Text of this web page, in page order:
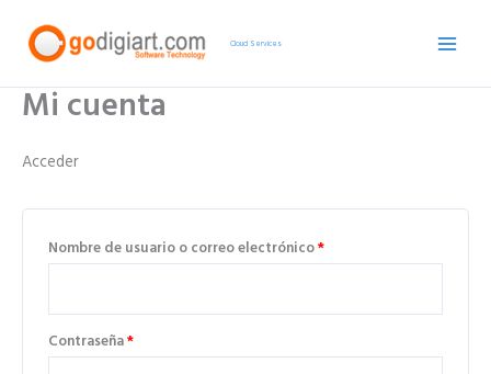
contenido
Cloud Services
Mi cuenta
Acceder
Nombre de usuario o correo electrónico*
Contraseña*